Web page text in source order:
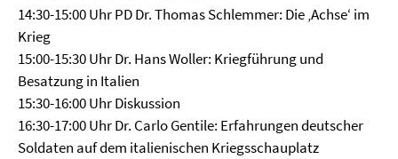
14:30-15:00 Uhr PD Dr. Thomas Schlemmer: Die ‚Achse‘ im
Krieg
15:00-15:30 Uhr Dr. Hans Woller: Kriegführung und
Besatzung in Italien
15:30-16:00 Uhr Diskussion
16:30-17:00 Uhr Dr. Carlo Gentile: Erfahrungen deutscher
Soldaten auf dem italienischen Kriegsschauplatz